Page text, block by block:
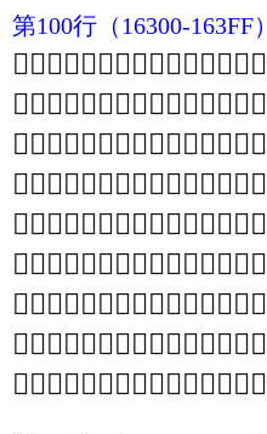
第100行 （16300-163FF）
𖌀𖌁𖌂𖌃𖌄𖌅𖌆𖌇𖌈𖌉𖌊𖌋𖌌𖌍𖌎
𖌞𖌟𖌠𖌡𖌢𖌣𖌤𖌥𖌦𖌧𖌨𖌩𖌪𖌫𖌬
𖌼𖌽𖌾𖌿𖍀𖍁𖍂𖍃𖍄𖍅𖍆𖍇𖍈𖍉𖍊
𖍚𖍛𖍜𖍝𖍞𖍟𖍠𖍡𖍢𖍣𖍤𖍥𖍦𖍧𖍨
𖍸𖍹𖍺𖍻𖍼𖍽𖍾𖍿𖎀𖎁𖎂𖎃𖎄𖎅𖎆
𖎖𖎗𖎘𖎙𖎚𖎛𖎜𖎝𖎞𖎟𖎠𖎡𖎢𖎣𖎤
𖎴𖎵𖎶𖎷𖎸𖎹𖎺𖎻𖎼𖎽𖎾𖎿𖏀𖏁𖏂
𖏒𖏓𖏔𖏕𖏖𖏗𖏘𖏙𖏚𖏛𖏜𖏝𖏞𖏟𖏠
𖏰𖏱𖏲𖏳𖏴𖏵𖏶𖏷𖏸𖏹𖏺𖏻𖏼𖏽𖏾